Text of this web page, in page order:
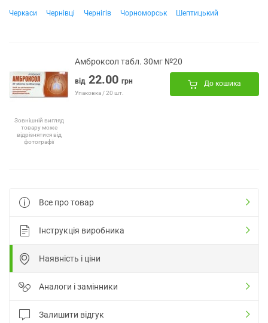
Черкаси
Чернівці Чернігів Чорноморськ Шептицький
Зовнішній вигляд
товару може
відрізнятися від
фотографії
Амброксол табл. 30мг №20
від 22.00 грн
Упаковка / 20 шт.
До кошика
Все про товар
Інструкція виробника
Наявність і ціни
Аналоги і замінники
Залишити відгук